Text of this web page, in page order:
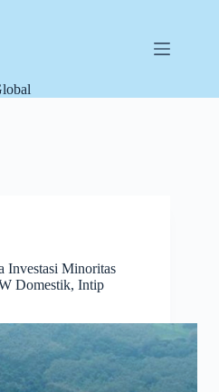
Investasi Minoritas
Domestik, Intip